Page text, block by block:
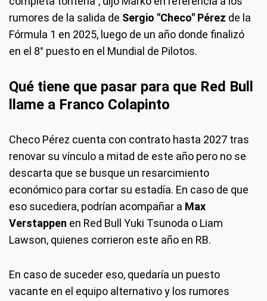
rumores de la salida de Sergio "Checo" Pérez de la
Fórmula 1 en 2025, luego de un año donde finalizó
en el 8° puesto en el Mundial de Pilotos.
Qué tiene que pasar para que Red Bull
llame a Franco Colapinto
Checo Pérez cuenta con contrato hasta 2027 tras
renovar su vínculo a mitad de este año pero no se
descarta que se busque un resarcimiento
económico para cortar su estadía. En caso de que
eso sucediera, podrían acompañar a Max
Verstappen en Red Bull Yuki Tsunoda o Liam
Lawson, quienes corrieron este año en RB.
En caso de suceder eso, quedaría un puesto
vacante en el equipo alternativo y los rumores